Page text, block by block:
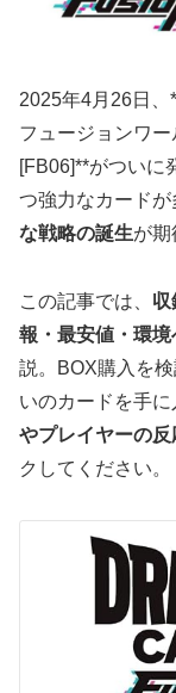
2025年4月26日、
フュージョンワ
[FB06]**がついに
つ強力なカードが
な戦略の誕生が期
この記事では、 収
報・最安値・環
説。BOX購入を
いのカードを手に
やプレイヤーの反
クしてください。